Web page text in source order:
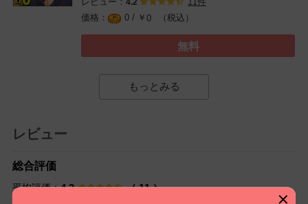
4.2
0 / ￥ 0 （税込）
無料
もっとみる
レビュー
総合評価
平均評価：4.2 （ 11 ）